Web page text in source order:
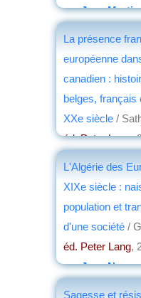
parJean Martin
La présence
européenne
canadien :
belges, français
XXe siècle /
éd. Peter Lang,
L'Algérie des
XIXe siècle :
population et
d'une société /
éd. Peter Lang,
parJean Nemo
Sagesse et